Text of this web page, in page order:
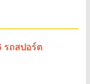
รถสปอร์ต